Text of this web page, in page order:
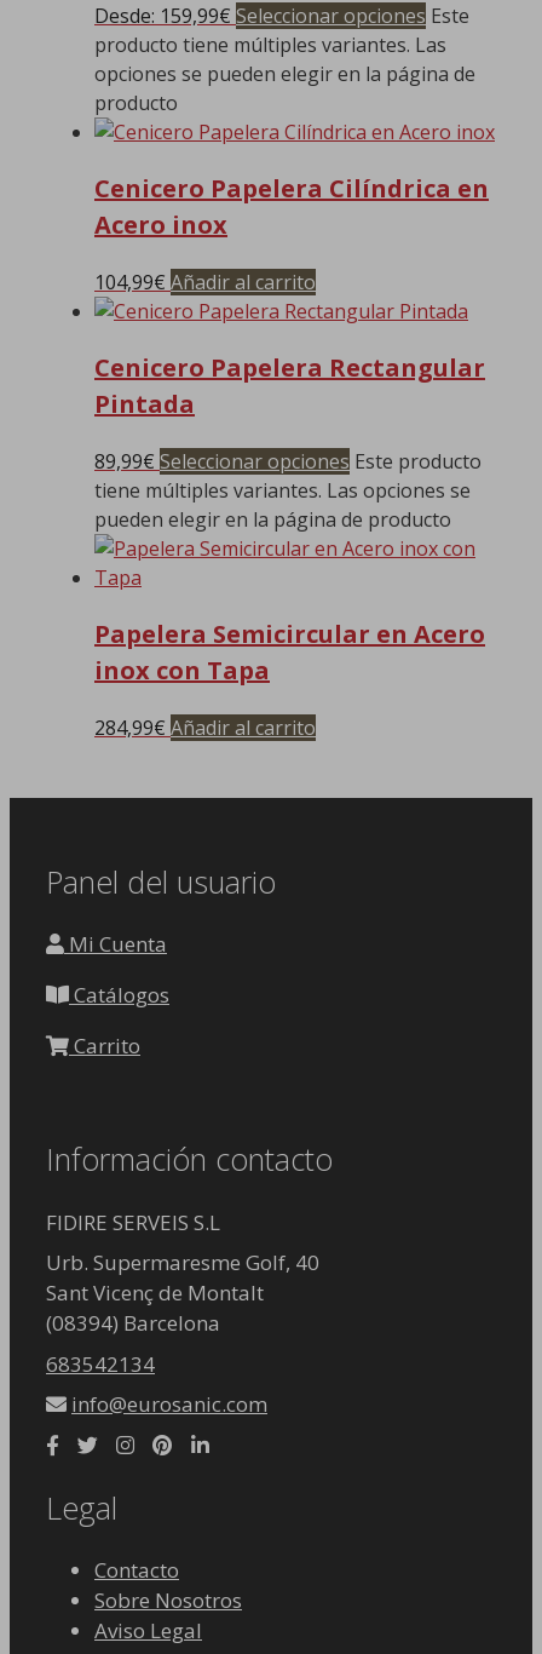
Desde: 159,99€ Seleccionar opciones Este
producto tiene múltiples variantes. Las
opciones se pueden elegir en la página de
producto
Cenicero Papelera Cilíndrica en
Acero inox
104,99€ Añadir al carrito
Cenicero Papelera Rectangular
Pintada
89,99€ Seleccionar opciones Este producto
tiene múltiples variantes. Las opciones se
pueden elegir en la página de producto
Papelera Semicircular en Acero
inox con Tapa
284,99€ Añadir al carrito
Panel del usuario
Mi Cuenta
Catálogos
Carrito
Información contacto
FIDIRE SERVEIS S.L
Urb. Supermaresme Golf, 40
Sant Vicenç de Montalt
(08394) Barcelona
683542134
info@eurosanic.com
Legal
Contacto
Sobre Nosotros
Aviso Legal